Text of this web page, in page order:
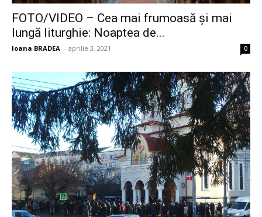
FOTO/VIDEO – Cea mai frumoasă și mai
lungă liturghie: Noaptea de...
Ioana BRADEA - aprilie 3, 2021 0